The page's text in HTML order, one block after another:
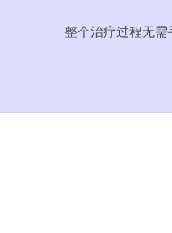
整个治疗过程无